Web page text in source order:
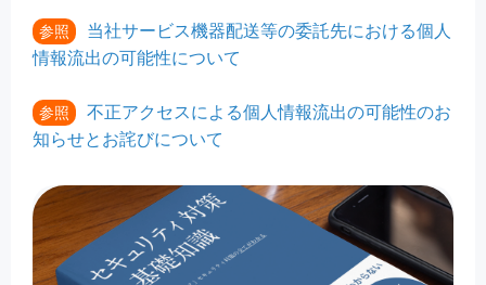
参照
当社サービス機器配送等の委託先における個人
情報流出の可能性について
参照
不正アクセスによる個人情報流出の可能性のお
知らせとお詫びについて